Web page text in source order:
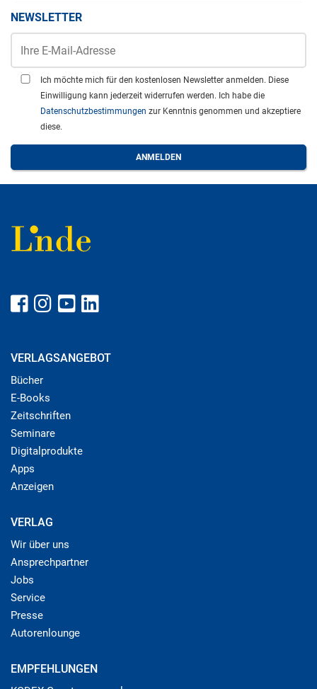
NEWSLETTER
Ich möchte mich für den kostenlosen Newsletter anmelden. Diese
Einwilligung kann jederzeit widerrufen werden. Ich habe die
Datenschutzbestimmungen zur Kenntnis genommen und akzeptiere
diese.
VERLAGSANGEBOT
Bücher
E-Books
Zeitschriften
Seminare
Digitalprodukte
Apps
Anzeigen
VERLAG
Wir über uns
Ansprechpartner
Jobs
Service
Presse
Autorenlounge
EMPFEHLUNGEN